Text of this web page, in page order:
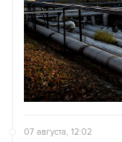
07 августа, 12:02